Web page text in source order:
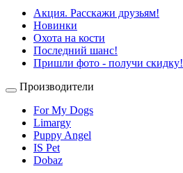
Акция. Расскажи друзьям!
Новинки
Охота на кости
Последний шанс!
Пришли фото - получи скидку!
Производители
For My Dogs
Limargy
Puppy Angel
IS Pet
Dobaz